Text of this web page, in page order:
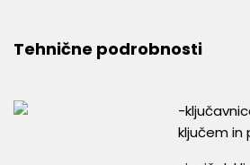
Tehnične podrobnosti
-
ključem in